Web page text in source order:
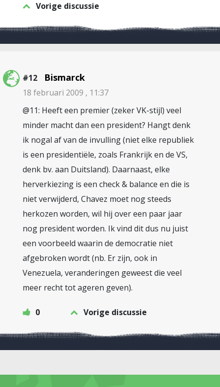
Vorige discussie
#12 Bismarck
18 februari 2009 , 11:37
@11: Heeft een premier (zeker VK-stijl) veel
minder macht dan een president? Hangt denk
ik nogal af van de invulling (niet elke republiek
is een presidentiële, zoals Frankrijk en de VS,
denk bv. aan Duitsland). Daarnaast, elke
herverkiezing is een check & balance en die is
niet verwijderd, Chavez moet nog steeds
herkozen worden, wil hij over een paar jaar
nog president worden. Ik vind dit dus nu juist
een voorbeeld waarin de democratie niet
afgebroken wordt (nb. Er zijn, ook in
Venezuela, veranderingen geweest die veel
meer recht tot ageren geven).
0 Vorige discussie